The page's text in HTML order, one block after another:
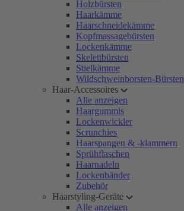
Holzbürsten
Haarkämme
Haarschneidekämme
Kopfmassagebürsten
Lockenkämme
Skelettbürsten
Stielkämme
Wildschweinborsten-Bürsten
Haar-Accessoires
Alle anzeigen
Haargummis
Lockenwickler
Scrunchies
Haarspangen & -klammern
Sprühflaschen
Haarnadeln
Lockenbänder
Zubehör
Haarstyling-Geräte
Alle anzeigen